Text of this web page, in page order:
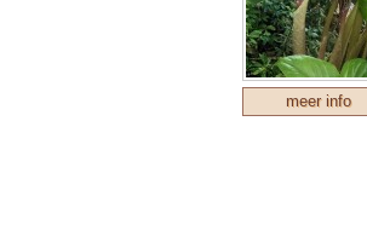
meer info